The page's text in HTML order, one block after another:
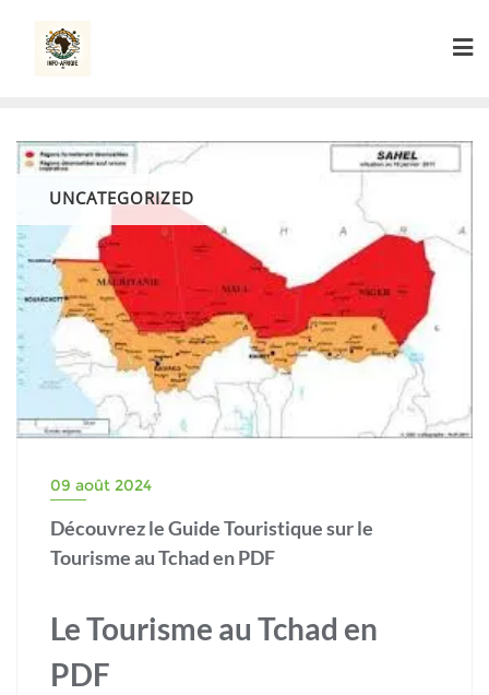
content
UNCATEGORIZED
09 août 2024
Découvrez le Guide Touristique sur le
Tourisme au Tchad en PDF
Le Tourisme au Tchad en
PDF